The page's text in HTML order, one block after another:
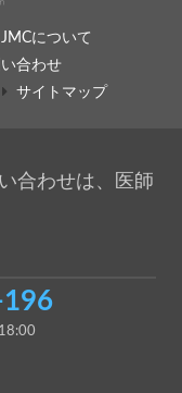
JMCについて
合わせ
サイトマップ
合わせは、医師